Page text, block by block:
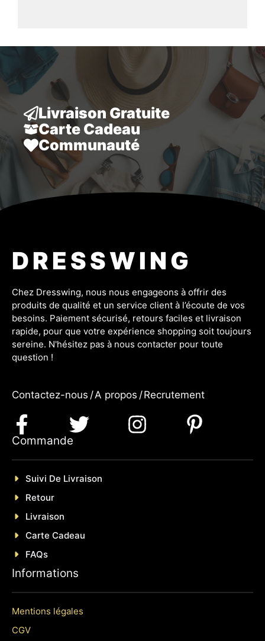
Livraison Gratuite
Carte Cadeau
Communauté
DRESSWING
Chez Dresswing, nous nous engageons à offrir des
produits de qualité et un service client à l’écoute de vos
besoins. Paiement sécurisé, retours faciles et livraison
rapide, pour que votre expérience shopping soit toujours
sereine. N'hésitez pas à nous contacter pour toute
question !
Contactez-nous /A propos /Recrutement
Commande
Suivi De Livraison
Retour
Livraison
Carte Cadeau
FAQs
Informations
Mentions légales
CGV